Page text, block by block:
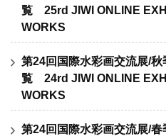
覧 25rd JIWI ONLINE
WORKS
第24回国際水彩画交流展/
覧 24rd JIWI ONLINE
WORKS
第24回国際水彩画交流展/